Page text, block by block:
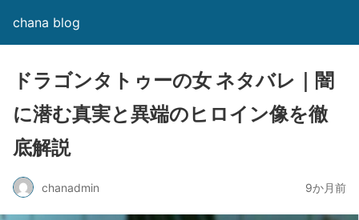
chana blog
ドラゴンタトゥーの女 ネタバレ｜闇
に潜む真実と異端のヒロイン像を徹
底解説
chanadmin 9か月前